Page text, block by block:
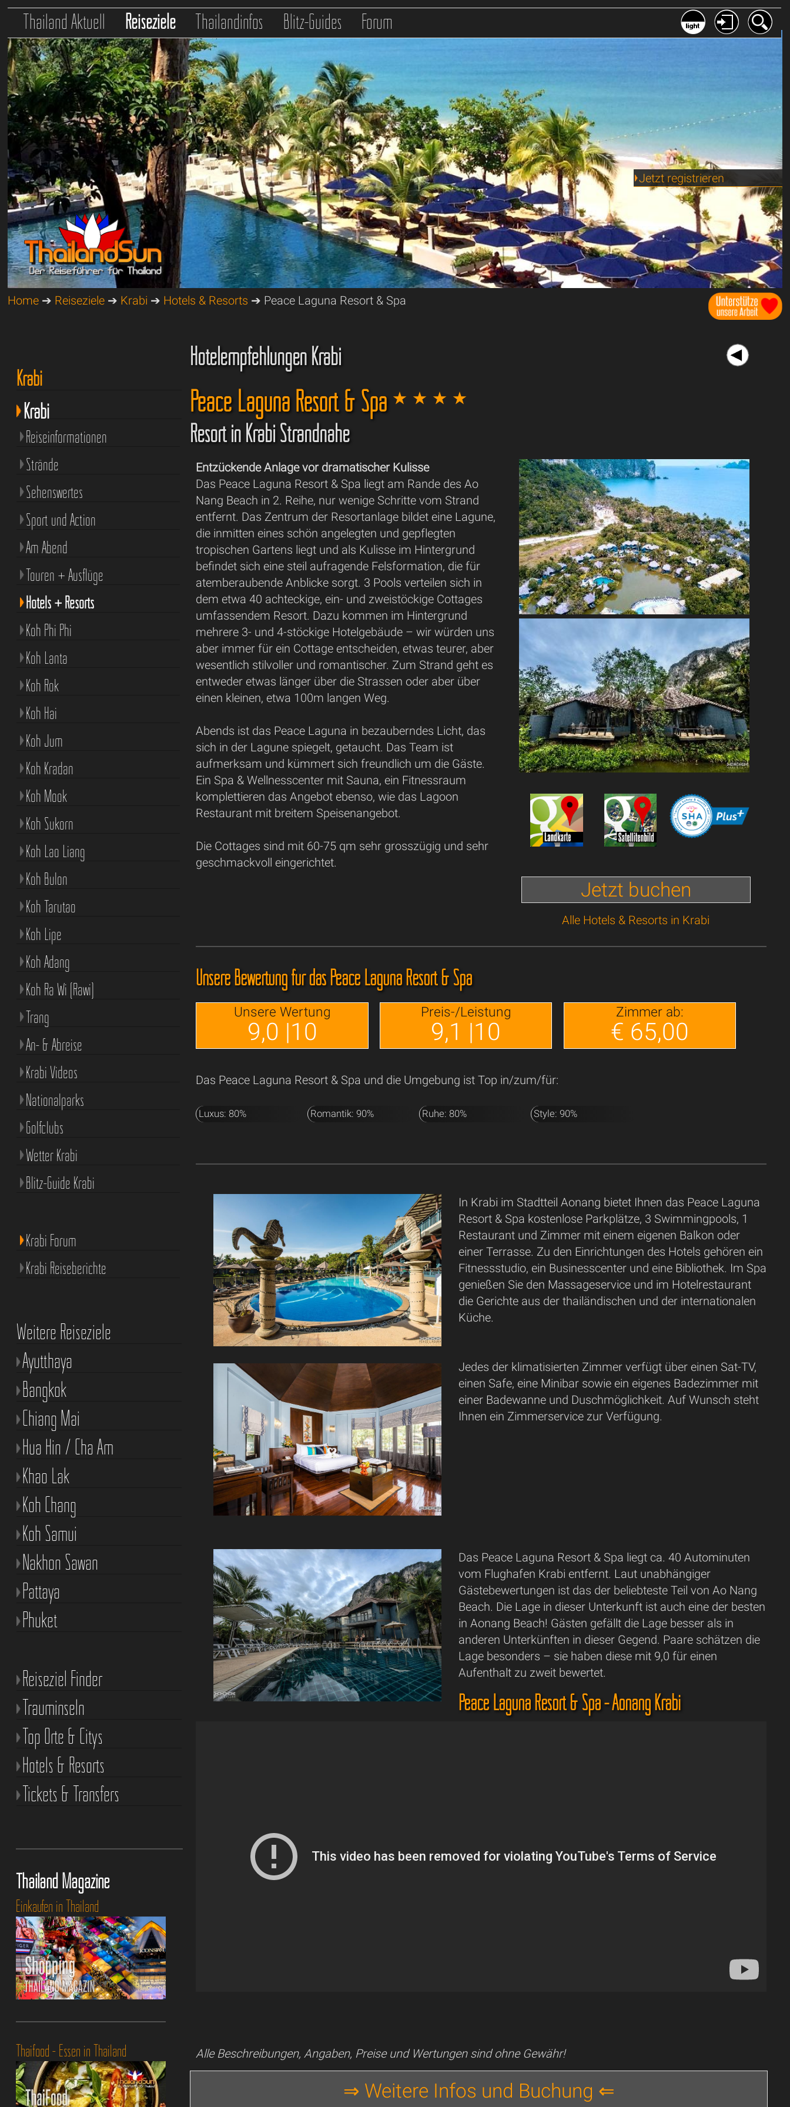
Thailand Aktuell Reiseziele Thailandinfos Blitz-Guides Forum
Jetzt registrieren
Home ➔ Reiseziele ➔ Krabi ➔ Hotels & Resorts ➔ Peace Laguna Resort & Spa
Hotelempfehlungen Krabi
Peace Laguna Resort & Spa
Resort in Krabi Strandnähe
Jetzt buchen
Alle Hotels & Resorts in Krabi
Entzückende Anlage vor dramatischer Kulisse
Das Peace Laguna Resort & Spa liegt am Rande des Ao
Nang Beach in 2. Reihe, nur wenige Schritte vom Strand
entfernt. Das Zentrum der Resortanlage bildet eine Lagune,
die inmitten eines schön angelegten und gepflegten
tropischen Gartens liegt und als Kulisse im Hintergrund
befindet sich eine steil aufragende Felsformation, die für
atemberaubende Anblicke sorgt. 3 Pools verteilen sich in
dem etwa 40 achteckige, ein- und zweistöckige Cottages
umfassendem Resort. Dazu kommen im Hintergrund
mehrere 3- und 4-stöckige Hotelgebäude – wir würden uns
aber immer für ein Cottage entscheiden, etwas teurer, aber
wesentlich stilvoller und romantischer. Zum Strand geht es
entweder etwas länger über die Strassen oder aber über
einen kleinen, etwa 100m langen Weg.
Abends ist das Peace Laguna in bezauberndes Licht, das
sich in der Lagune spiegelt, getaucht. Das Team ist
aufmerksam und kümmert sich freundlich um die Gäste.
Ein Spa & Wellnesscenter mit Sauna, ein Fitnessraum
komplettieren das Angebot ebenso, wie das Lagoon
Restaurant mit breitem Speisenangebot.
Die Cottages sind mit 60-75 qm sehr grosszügig und sehr
geschmackvoll eingerichtet.
Unsere Bewertung für das Peace Laguna Resort & Spa
Unsere Wertung
9,0 |10
Preis-/Leistung
9,1 |10
Zimmer ab:
€ 65,00
Das Peace Laguna Resort & Spa und die Umgebung ist Top in/zum/für:
Luxus: 80% Romantik: 90% Ruhe: 80% Style: 90%
In Krabi im Stadtteil Aonang bietet Ihnen das Peace Laguna
Resort & Spa kostenlose Parkplätze, 3 Swimmingpools, 1
Restaurant und Zimmer mit einem eigenen Balkon oder
einer Terrasse. Zu den Einrichtungen des Hotels gehören ein
Fitnessstudio, ein Businesscenter und eine Bibliothek. Im Spa
genießen Sie den Massageservice und im Hotelrestaurant
die Gerichte aus der thailändischen und der internationalen
Küche.
Jedes der klimatisierten Zimmer verfügt über einen Sat-TV,
einen Safe, eine Minibar sowie ein eigenes Badezimmer mit
einer Badewanne und Duschmöglichkeit. Auf Wunsch steht
Ihnen ein Zimmerservice zur Verfügung.
Das Peace Laguna Resort & Spa liegt ca. 40 Autominuten
vom Flughafen Krabi entfernt. Laut unabhängiger
Gästebewertungen ist das der beliebteste Teil von Ao Nang
Beach. Die Lage in dieser Unterkunft ist auch eine der besten
in Aonang Beach! Gästen gefällt die Lage besser als in
anderen Unterkünften in dieser Gegend. Paare schätzen die
Lage besonders – sie haben diese mit 9,0 für einen
Aufenthalt zu zweit bewertet.
Peace Laguna Resort & Spa - Aonang Krabi
Alle Beschreibungen, Angaben, Preise und Wertungen sind ohne Gewähr!
⇒ Weitere Infos und Buchung ⇐
Krabi
Krabi
Reiseinformationen
Strände
Sehenswertes
Sport und Action
Am Abend
Touren + Ausflüge
Hotels + Resorts
Koh Phi Phi
Koh Lanta
Koh Rok
Koh Hai
Koh Jum
Koh Kradan
Koh Mook
Koh Sukorn
Koh Lao Liang
Koh Bulon
Koh Tarutao
Koh Lipe
Koh Adang
Koh Ra Wi (Rawi)
Trang
An- & Abreise
Krabi Videos
Nationalparks
Golfclubs
Wetter Krabi
Blitz-Guide Krabi
Krabi Forum
Krabi Reiseberichte
Weitere Reiseziele
Ayutthaya
Bangkok
Chiang Mai
Hua Hin / Cha Am
Khao Lak
Koh Chang
Koh Samui
Nakhon Sawan
Pattaya
Phuket
Reiseziel Finder
Trauminseln
Top Orte & Citys
Hotels & Resorts
Tickets & Transfers
Thailand Magazine
Einkaufen in Thailand
Thaifood - Essen in Thailand